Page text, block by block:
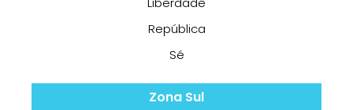
República
Sé
Zona Sul